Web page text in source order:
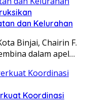
dan Kelurahan
Binjai, Chairin F.
dalam apel…
Koordinasi